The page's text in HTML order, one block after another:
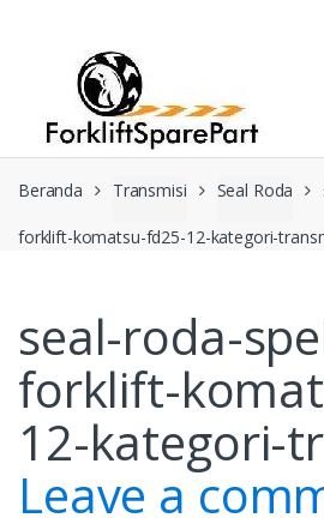
navigation
Beranda Transmisi Seal Roda
forklift-komatsu-fd25-12-kategori-
seal-roda-
forklift-
12-kategori-
Leave a